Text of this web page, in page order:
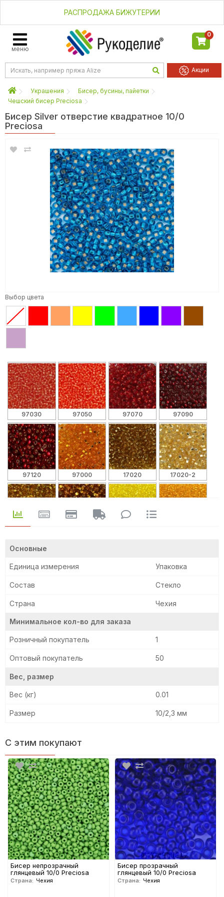
РАСПРОДАЖА БИЖУТЕРИИ
меню
0
Акции
Украшения
Бисер, бусины, пайетки
Чешский бисер Preciosa
Бисер Silver отверстие квадратное 10/0
Preciosa
Основные
Единица измерения Упаковка
Состав Стекло
Страна Чехия
Минимальное кол-во для заказа
Розничный покупатель 1
Оптовый покупатель 50
Вес, размер
Вес (кг) 0.01
Размер 10/2,3 мм
Выбор цвета
97030 97050 97070 97090
97120 97000 17020 17020-2
57100 57220
67000
67300 37110 17090 17110
17140 27010 27060 27080
С этим покупают
Бисер непрозрачный
глянцевый 10/0 Preciosa
Страна: Чехия
Бисер прозрачный
глянцевый 10/0 Preciosa
Страна: Чехия